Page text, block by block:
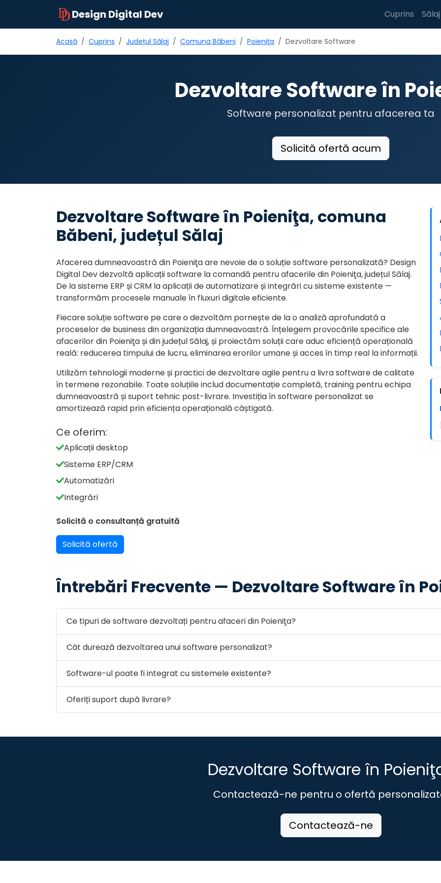
Design Digital Dev Cuprins Sălaj
Acasă Cuprins Județul Sălaj Comuna Băbeni Poieniţa Dezvoltare Software
Dezvoltare Software în
Software personalizat pentru afacerea ta
Solicită ofertă acum
Dezvoltare Software în Poieniţa, comuna
Băbeni, județul Sălaj
Afacerea dumneavoastră din Poieniţa are nevoie de o soluție software personalizată? Design
Digital Dev dezvoltă aplicații software la comandă pentru afacerile din Poieniţa, județul Sălaj.
De la sisteme ERP și CRM la aplicații de automatizare și integrări cu sisteme existente —
transformăm procesele manuale în fluxuri digitale eficiente.
Fiecare soluție software pe care o dezvoltăm pornește de la o analiză aprofundată a
proceselor de business din organizația dumneavoastră. Înțelegem provocările specifice ale
afacerilor din Poieniţa și din județul Sălaj, și proiectăm soluții care aduc eficiență operațională
reală: reducerea timpului de lucru, eliminarea erorilor umane și acces în timp real la informații.
Utilizăm tehnologii moderne și practici de dezvoltare agile pentru a livra software de calitate
în termene rezonabile. Toate soluțiile includ documentație completă, training pentru echipa
dumneavoastră și suport tehnic post-livrare. Investiția în software personalizat se
amortizează rapid prin eficiența operațională câștigată.
Ce oferim:
Aplicații desktop
Sisteme ERP/CRM
Automatizări
Integrări
Solicită o consultanță gratuită
Solicită ofertă
Întrebări Frecvente — Dezvoltare Software în
Ce tipuri de software dezvoltați pentru afaceri din Poieniţa?
Cât durează dezvoltarea unui software personalizat?
Software-ul poate fi integrat cu sistemele existente?
Oferiți suport după livrare?
Dezvoltare Software în
Contactează-ne pentru o ofertă
Contactează-ne